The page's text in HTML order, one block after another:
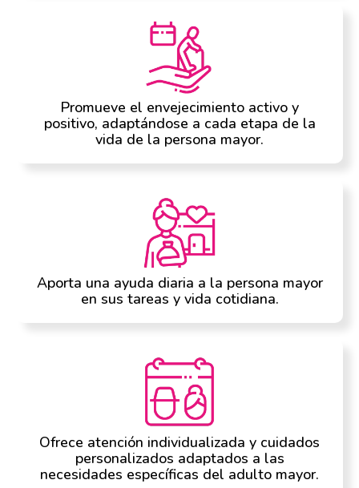
Promueve el envejecimiento activo y
positivo, adaptándose a cada etapa de la
vida de la persona mayor.
Aporta una ayuda diaria a la persona mayor
en sus tareas y vida cotidiana.
Ofrece atención individualizada y cuidados
personalizados adaptados a las
necesidades específicas del adulto mayor.